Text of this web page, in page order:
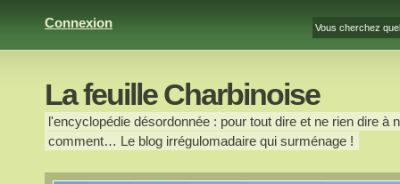
Connexion
La feuille Charbinoise
l'encyclopédie désordonnée : pour tout dire et ne rien dire
comment… Le blog irrégulomadaire qui surménage !